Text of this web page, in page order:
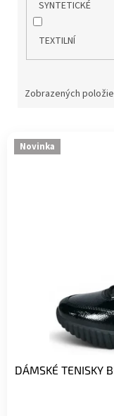
SYNTETICKÉ
TEXTILNÍ
Zobrazených
V Novinka
DÁMSKÉ TENISKY